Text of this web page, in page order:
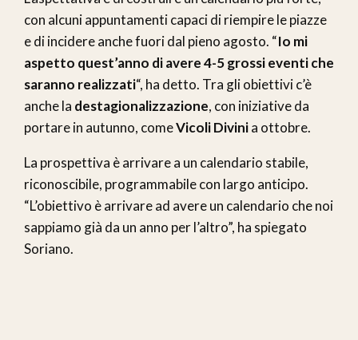
con alcuni appuntamenti capaci di riempire le piazze
e di incidere anche fuori dal pieno agosto. “Io mi
aspetto quest’anno di avere 4-5 grossi eventi che
saranno realizzati“, ha detto. Tra gli obiettivi c’è
anche la destagionalizzazione, con iniziative da
portare in autunno, comeVicoli Divinia ottobre.
La prospettiva è arrivare a un calendario stabile,
riconoscibile, programmabile con largo anticipo.
“L’obiettivo è arrivare ad avere un calendario che noi
sappiamo già da un anno per l’altro”, ha spiegato
Soriano.